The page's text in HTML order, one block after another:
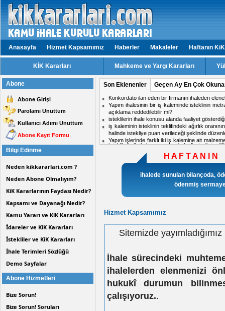
Anasayfa Hizmet Kapsamımız Haberler Makaleler Haftanın
KİK Kararları Mahkeme ve Yargı Kararları
Abone
Abone Girişi
Parolamı Unuttum
Kullanıcı Adımı Unuttum
Abone Kayıt Formu
Bilgi Edinme
Neden kikkararlari.com ?
Neden Abone Olmalıyım?
KiK Kararlarının Faydası Nedir?
Kapsamı ve Dayanağı Nedir?
Kamu Yararı ve KiK Kararları
İdareler ve KiK Kararları
İstekliler ve KiK Kararları
İhale Terimleri Sözlüğü
Demo Sayfalar
Abone Hizmetleri
Bize Sorun!
Bize Sorun! Soruları
Son Eklenenler Geçen Ay En Çok
isteklilerin ihale konusu alanda faaliyet
Aynı ihalede iki firmadan birinin doküman
midir?
Hizmet işlerinde işin tamamlandığı tarih ile
ihale komisyon kararı için karşı oy kullanan
Personel taşıma ihalesinde, kesin teminat
Kısmi zamanlı çalışma yapacak personel için
H A F T A N I
ihalede sunulan bilançoda,
ödenmiş
Hizmet Kapsamımız
Sitemizde
İhale sürecindeki
ihalelerden elenmenizi
hukukî durumun
çalışıyoruz..